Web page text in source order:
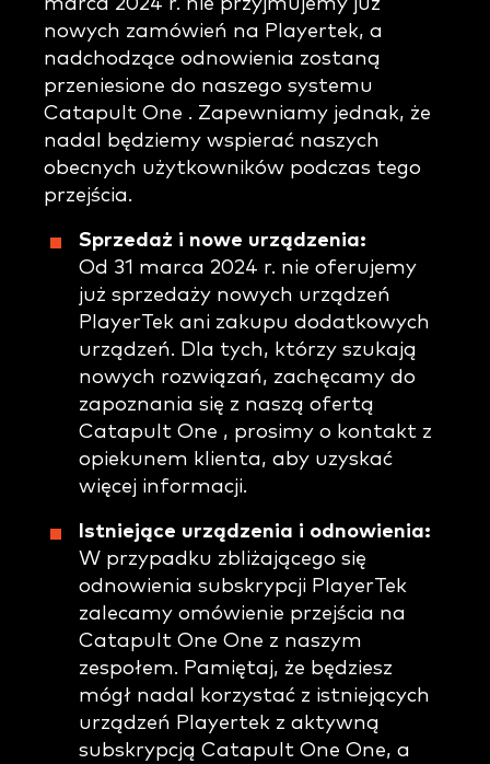
marca 2024 r. nie przyjmujemy już
nowych zamówień na Playertek, a
nadchodzące odnowienia zostaną
przeniesione do naszego systemu
Catapult One . Zapewniamy jednak, że
nadal będziemy wspierać naszych
obecnych użytkowników podczas tego
przejścia.
Sprzedaż i nowe urządzenia:
Od 31 marca 2024 r. nie oferujemy
już sprzedaży nowych urządzeń
PlayerTek ani zakupu dodatkowych
urządzeń. Dla tych, którzy szukają
nowych rozwiązań, zachęcamy do
zapoznania się z naszą ofertą
Catapult One , prosimy o kontakt z
opiekunem klienta, aby uzyskać
więcej informacji.
Istniejące urządzenia i odnowienia:
W przypadku zbliżającego się
odnowienia subskrypcji PlayerTek
zalecamy omówienie przejścia na
Catapult One One z naszym
zespołem. Pamiętaj, że będziesz
mógł nadal korzystać z istniejących
urządzeń Playertek z aktywną
subskrypcją Catapult One One, a